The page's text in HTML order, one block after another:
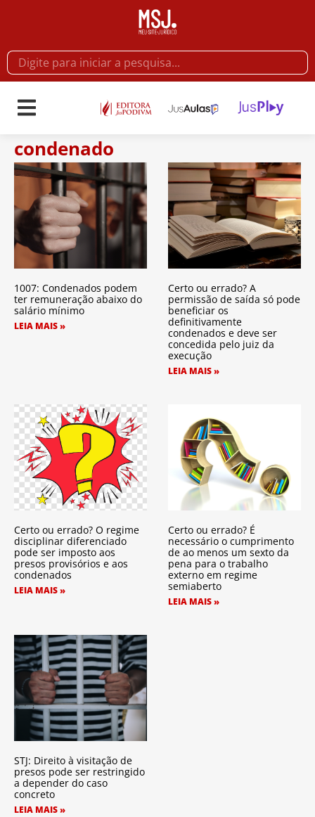
condenado
1007: Condenados podem
ter remuneração abaixo do
salário mínimo
LEIA MAIS »
Certo ou errado? A
permissão de saída só pode
beneficiar os
definitivamente
condenados e deve ser
concedida pelo juiz da
execução
LEIA MAIS »
Certo ou errado? O regime
disciplinar diferenciado
pode ser imposto aos
presos provisórios e aos
condenados
LEIA MAIS »
Certo ou errado? É
necessário o cumprimento
de ao menos um sexto da
pena para o trabalho
externo em regime
semiaberto
LEIA MAIS »
STJ: Direito à visitação de
presos pode ser restringido
a depender do caso
concreto
LEIA MAIS »